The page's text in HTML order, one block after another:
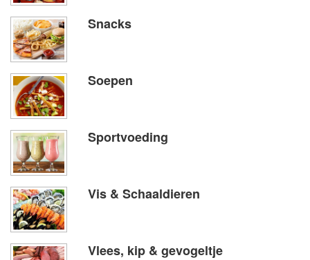
Snacks
Soepen
Sportvoeding
Vis & Schaaldieren
Vlees, kip & gevogeltje